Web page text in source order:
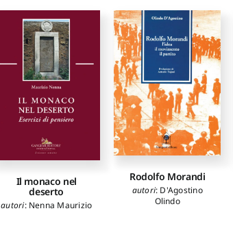
Il monaco nel
deserto
autori: Nenna Maurizio
Rodolfo Morandi
autori: D'Agostino
Olindo